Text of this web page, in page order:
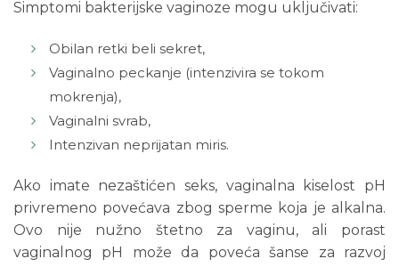
Simptomi bakterijske vaginoze mogu uključivati:
Obilan retki beli sekret,
Vaginalno peckanje (intenzivira se tokom
mokrenja),
Vaginalni svrab,
Intenzivan neprijatan miris.
Ako imate nezaštićen seks, vaginalna kiselost pH
privremeno povećava zbog sperme koja je alkalna.
Ovo nije nužno štetno za vaginu, ali porast
vaginalnog pH može da poveća šanse za razvoj